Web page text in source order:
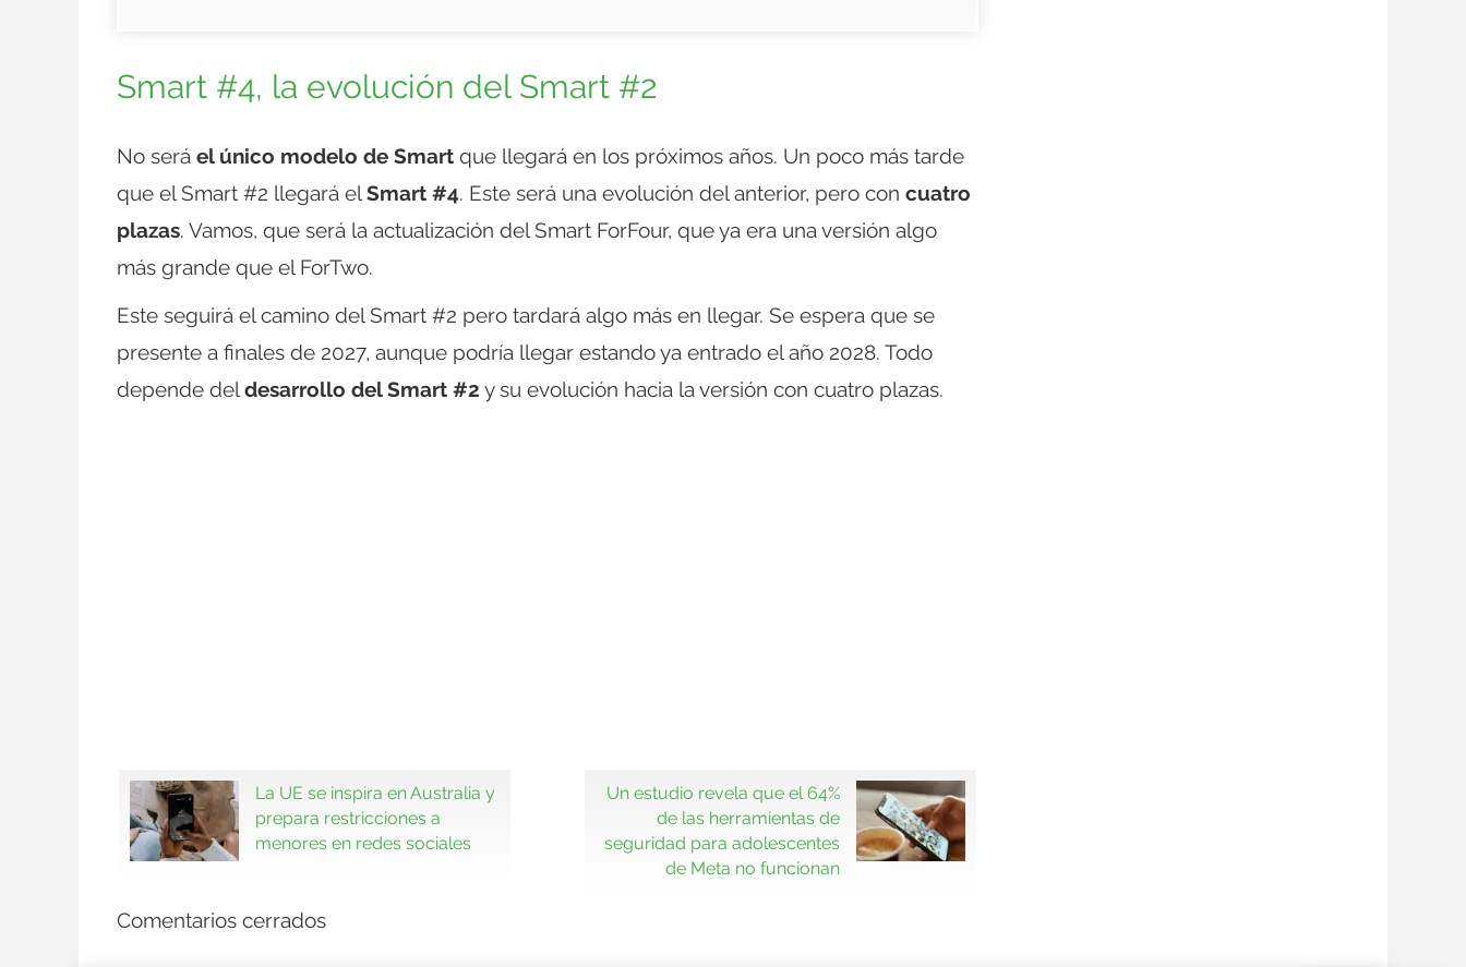
Smart #4, la evolución del Smart #2
No será el único modelo de Smart que llegará en los próximos años. Un poco más tarde
que el Smart #2 llegará elSmart #4. Este será una evolución del anterior, pero con cuatro
plazas. Vamos, que será la actualización del Smart ForFour, que ya era una versión algo
más grande que el ForTwo.
Este seguirá el camino del Smart #2 pero tardará algo más en llegar. Se espera que se
presente a finales de 2027, aunque podría llegar estando ya entrado el año 2028. Todo
depende deldesarrollo del Smart #2 y su evolución hacia la versión con cuatro plazas.
La UE se inspira en Australia y
prepara restricciones a
menores en redes sociales
Un estudio revela que el 64%
de las herramientas de
seguridad para adolescentes
de Meta no funcionan
Comentarios cerrados